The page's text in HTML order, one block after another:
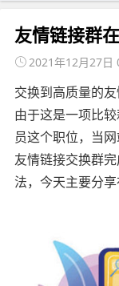
友情链接群
2021年12月27日
交换到高质量的
由于这是一项比
员这个职位，当
友情链接交换群
法，今天主要分